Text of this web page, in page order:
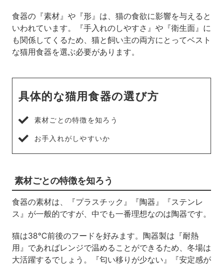
食器の『素材』や『形』は、猫の食欲に影響を与えると
いわれています。『手入れのしやすさ』や『衛生面』に
も関係してくるため、猫と飼い主の両方にとってベスト
な猫用食器を選ぶ必要があります。
具体的な猫用食器の選び方
素材ごとの特徴を知ろう
お手入れがしやすいか
素材ごとの特徴を知ろう
食器の素材は、『プラスチック』『陶器』『ステンレ
ス』が一般的ですが、中でも一番理想なのは陶器です。
猫は38℃前後のフードを好みます。陶器製は『耐熱
用』であればレンジで温めることができるため、冬場は
大活躍するでしょう。『匂い移りが少ない』『安定感が